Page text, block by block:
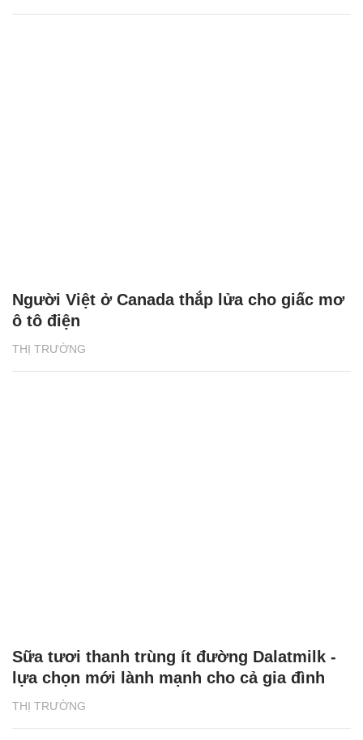
THỊ TRƯỜNG
Người Việt ở Canada thắp lửa cho giấc mơ
ô tô điện
THỊ TRƯỜNG
Sữa tươi thanh trùng ít đường Dalatmilk -
lựa chọn mới lành mạnh cho cả gia đình